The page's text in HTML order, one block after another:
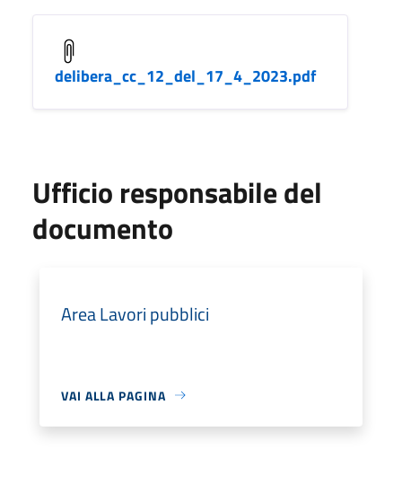
delibera_cc_12_del_17_4_2023.pdf
Ufficio responsabile del
documento
Area Lavori pubblici
VAI ALLA PAGINA